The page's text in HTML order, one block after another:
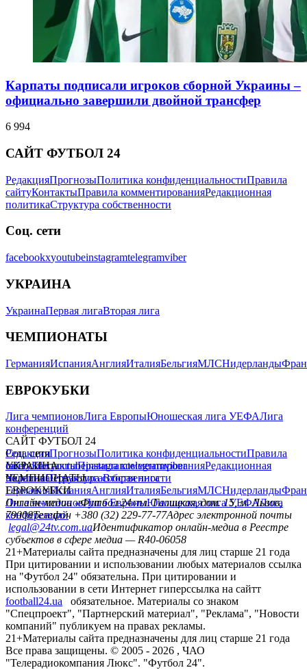
Карпаты подписали игроков сборной Украины –
официально завершили двойной трансфер
6 994
САЙТ ФУТБОЛ 24
РедакцияПрогнозыПолитика конфиденциальностиПравила
сайтуКонтактыПравила комментированияРедакционная
политикаСтруктура собственности
Соц. сети
facebookxyoutubeinstagramtelegramviber
УКРАИНА
УкраинаПервая лигаВторая лига
ЧЕМПИОНАТЫ
ГерманияИспанияАнглияИталияБельгияМЛСНидерланды
ЕВРОКУБКИ
Лига чемпионовЛига ЕвропыЮношеская лига УЕФАЛига
конференций
САЙТ ФУТБОЛ 24
РедакцияПрогнозыПолитика конфиденциальностиПравила
сайтуКонтактыПравила комментированияРедакционная
политикаСтруктура собственности
Соц. сети
facebookxyoutubeinstagramtelegramviber
УКРАИНА
УкраинаПервая лигаВторая лига
ЧЕМПИОНАТЫ
ГерманияИспанияАнглияИталияБельгияМЛСНидерланды
ЕВРОКУБКИ
Лига чемпионовЛига ЕвропыЮношеская лига УЕФАЛига
конференций
Онлайн-медиа «Футбол 24»пл. Галицкая, дом. 15, м. Львов,
79008Телефон +380 (32) 229-77-77Адрес электронной почты
legal@24tv.com.uaИдентификатор онлайн-медиа в Реестре
субъектов в сфере медиа — R40-06058
21+Материалы сайта предназначены для лиц старше 21 года
При цитировании и использовании любых материалов ссылка
на "Футбол 24" обязательна. При цитировании и
использовании в сети Интернет гиперссылка на сайтт
football24.ua
обязательное. Материалы со знаком
"Спецпроект", "Партнерский материал", "Реклама", "Новости
компаний" публикуем на правах рекламы.
21+Материалы сайта предназначены для лиц старше 21 года
Все права защищены. © 2005 - 2026 , ЧАО
"Телерадиокомпания Люкс". "Футбол 24".